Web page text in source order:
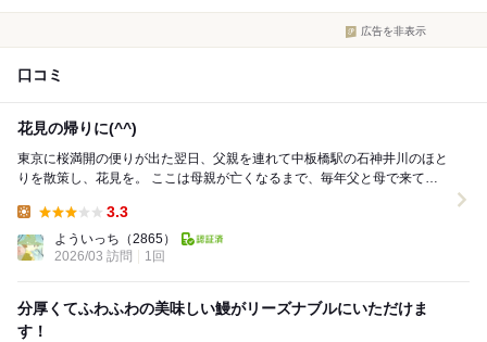
広告を非表示
口コミ
花見の帰りに(^^)
東京に桜満開の便りが出た翌日、父親を連れて中板橋駅の石神井川のほと
りを散策し、花見を。 ここは母親が亡くなるまで、毎年父と母で来てい
3.3
よういっち （2865）
2026/03 訪問
1回
分厚くてふわふわの美味しい鰻がリーズナブルにいただけま
す！